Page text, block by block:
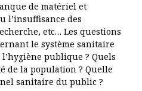
de matériel et
l’insuffisance des
etc… Les questions
le système sanitaire
publique ? Quels
de la population ? Quelle
sanitaire du public ?